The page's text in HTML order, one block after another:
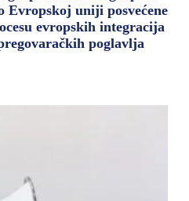
Evropskoj uniji posvećene
evropskih integracija
poglavlja